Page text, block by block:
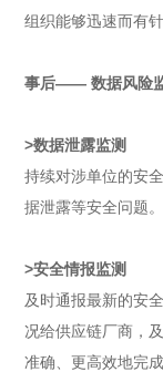
组织能够迅速而有
事后—— 数据风险
>数据泄露监测
持续对涉单位的安
据泄露等安全问题。
>安全情报监测
及时通报最新的安
况给供应链厂商，
准确、更高效地完